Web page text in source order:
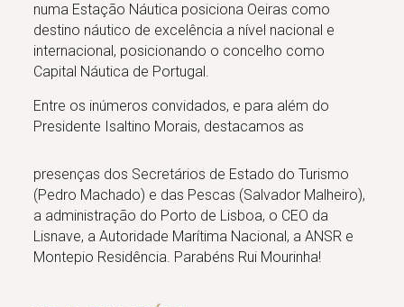
numa Estação Náutica posiciona Oeiras como
destino náutico de excelência a nível nacional e
internacional, posicionando o concelho como
Capital Náutica de Portugal.
Entre os inúmeros convidados, e para além do
Presidente Isaltino Morais, destacamos as
presenças dos Secretários de Estado do Turismo
(Pedro Machado) e das Pescas (Salvador Malheiro),
a administração do Porto de Lisboa, o CEO da
Lisnave, a Autoridade Marítima Nacional, a ANSR e
Montepio Residência. Parabéns Rui Mourinha!